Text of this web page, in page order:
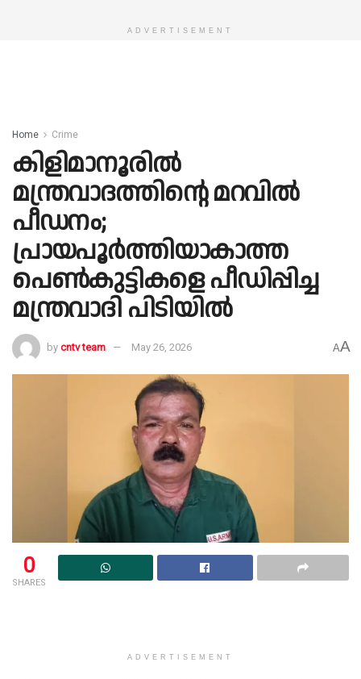
ADVERTISEMENT
Home Crime
കിളിമാനൂരിൽ
മന്ത്രവാദത്തിൻ്റെ മറവിൽ
പീഡനം;
പ്രായപൂർത്തിയാകാത്ത
പെൺകുട്ടികളെ പീഡിപ്പിച്ച
മന്ത്രവാദി പിടിയിൽ
by cntv team May 26, 2026 AA
0
SHARES
ADVERTISEMENT